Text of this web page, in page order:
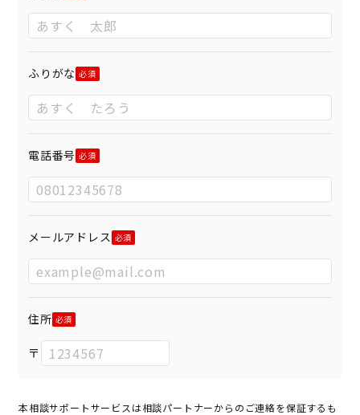
ふりがな
電話番号
メールアドレス
住所
〒
本相談サポートサービスは相談パートナーからのご連絡を保証するも